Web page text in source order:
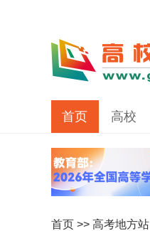
首页 高校
首页 >> 高考地方站